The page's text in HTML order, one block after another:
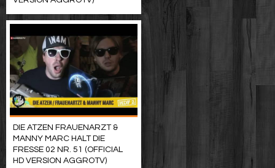
DIE ATZEN FRAUENARZT &
MANNY MARC HALT DIE
FRESSE 02 NR. 51 (OFFICIAL
HD VERSION AGGROTV)